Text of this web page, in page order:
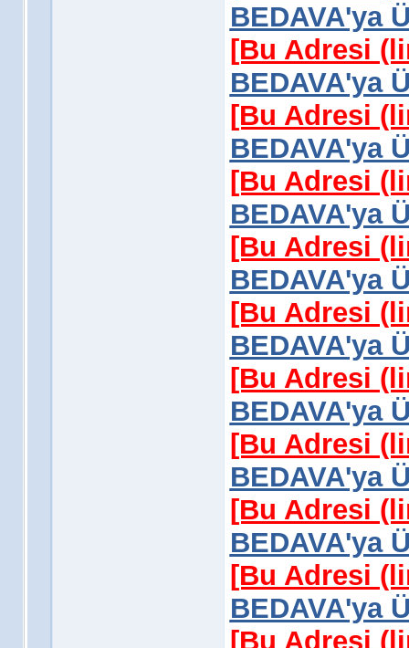
BEDAVA'ya
[Bu Adresi
BEDAVA'ya
[Bu Adresi
BEDAVA'ya
[Bu Adresi
BEDAVA'ya
[Bu Adresi
BEDAVA'ya
[Bu Adresi
BEDAVA'ya
[Bu Adresi
BEDAVA'ya
[Bu Adresi
BEDAVA'ya
[Bu Adresi
BEDAVA'ya
[Bu Adresi
BEDAVA'ya
[Bu Adresi